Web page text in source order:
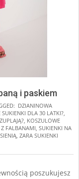
i paskiem
DZIANINOWA
SUKIENKI DLA 30 LATKI?
KOSZULOWE
FALBANAMI SUKIENKI NA
ZARA SUKIENKI
poszukujesz